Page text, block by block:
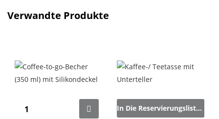
Verwandte Produkte
In Die Reservierungsliste Legen